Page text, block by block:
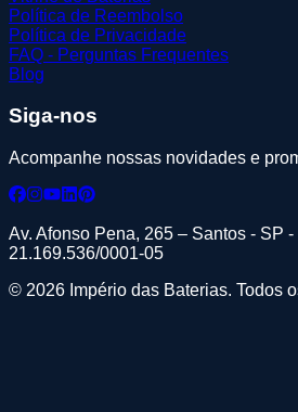
Política de Reembolso
Política de Privacidade
FAQ - Perguntas Frequentes
Blog
Siga-nos
Acompanhe nossas novidades e
Av. Afonso Pena, 265 – Santos - SP
21.169.536/0001-05
© 2026 Império das Baterias. Todos